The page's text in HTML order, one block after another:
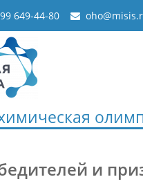
649-44-80
и